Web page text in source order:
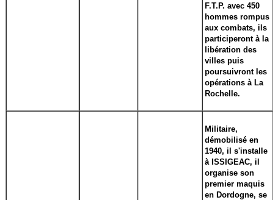
F.T.P. avec 450
hommes rompus
aux combats, ils
participeront à la
libération des
villes puis
poursuivront les
opérations à La
Rochelle.
Militaire,
démobilisé en
1940, il s'installe
à ISSIGEAC, il
organise son
premier maquis
en Dordogne, se